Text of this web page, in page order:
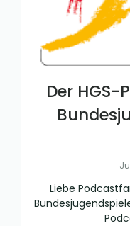
Der HGS-
Liebe